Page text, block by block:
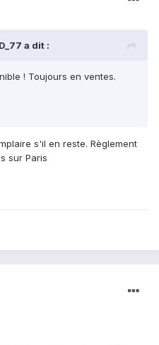
a dit :
! Toujours en ventes.
s'il en reste. Règlement
sur Paris